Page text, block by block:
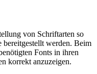
von Schriftarten so
bereitgestellt werden. Beim
Fonts in ihren
korrekt anzuzeigen.